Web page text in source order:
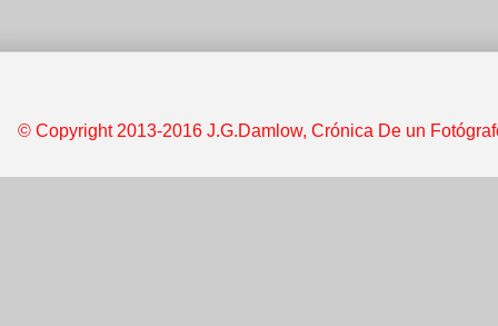
© Copyright 2013-2016 J.G.Damlow, Crónica De un